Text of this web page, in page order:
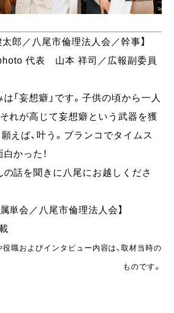
郎／八尾市倫理法人会／幹事】
代表 山本 祥司／広報副委員
「妄想癖」です。子供の頃から一人
れが高じて妄想癖という武器を獲
えば、叶う。ブランコでタイムス
かった！
の話を聞きに八尾にお越しくださ
単会／八尾市倫理法人会】
職およびインタビュー内容は、取材当時の
ものです。